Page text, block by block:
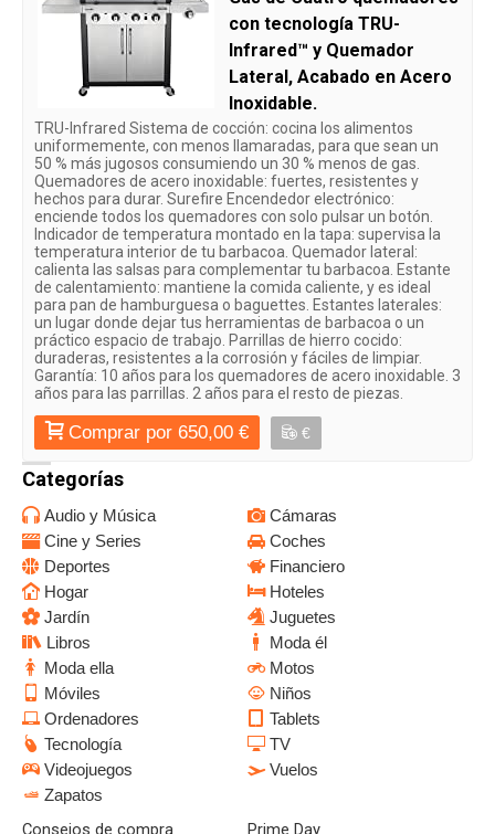
con tecnología TRU-
Infrared™ y Quemador
Lateral, Acabado en Acero
Inoxidable.
TRU-Infrared Sistema de cocción: cocina los alimentos
uniformemente, con menos llamaradas, para que sean un
50 % más jugosos consumiendo un 30 % menos de gas.
Quemadores de acero inoxidable: fuertes, resistentes y
hechos para durar. Surefire Encendedor electrónico:
enciende todos los quemadores con solo pulsar un botón.
Indicador de temperatura montado en la tapa: supervisa la
temperatura interior de tu barbacoa. Quemador lateral:
calienta las salsas para complementar tu barbacoa. Estante
de calentamiento: mantiene la comida caliente, y es ideal
para pan de hamburguesa o baguettes. Estantes laterales:
un lugar donde dejar tus herramientas de barbacoa o un
práctico espacio de trabajo. Parrillas de hierro cocido:
duraderas, resistentes a la corrosión y fáciles de limpiar.
Garantía: 10 años para los quemadores de acero inoxidable. 3
años para las parrillas. 2 años para el resto de piezas.
Comprar por 650,00 € €
Categorías
Audio y Música
Cámaras
Cine y Series
Coches
Deportes
Financiero
Hogar
Hoteles
Jardín
Juguetes
Libros
Moda él
Moda ella
Motos
Móviles
Niños
Ordenadores
Tablets
Tecnología
TV
Videojuegos
Vuelos
Zapatos
Consejos de compra Prime Day